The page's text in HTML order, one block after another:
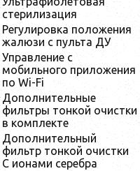
стерилизация
Регулировка положения
жалюзи с пульта ДУ
Управление c
мобильного приложения
по Wi-Fi
Дополнительные
фильтры тонкой очистки
в комплекте
Дополнительный
фильтр тонкой очистки
С ионами серебра